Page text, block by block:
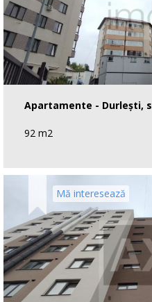
Apartamente - Durlești,
92 m2
Mă interesează